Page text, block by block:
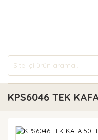
KPS6046 TEK